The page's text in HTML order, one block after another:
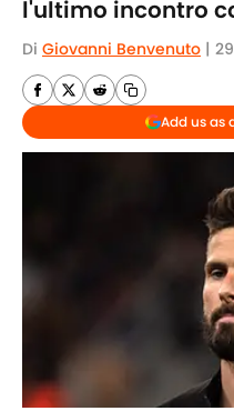
l'ultimo incontro
Di Giovanni Benvenuto |
Add us as